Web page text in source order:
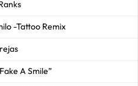
-Tattoo Remix
A Smile”